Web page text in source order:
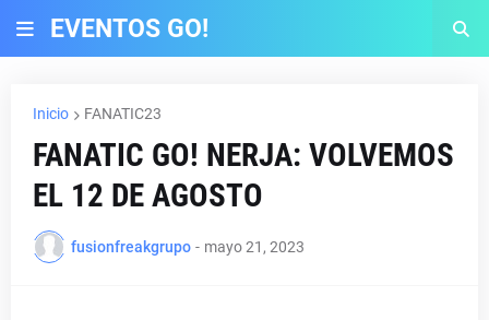
EVENTOS GO!
Inicio FANATIC23
FANATIC GO! NERJA: VOLVEMOS
EL 12 DE AGOSTO
fusionfreakgrupo - mayo 21, 2023